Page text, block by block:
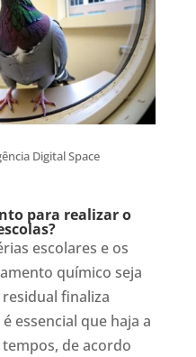
Digital Space
para realizar o
escolares e os
químico seja
finaliza
essencial que haja a
de acordo